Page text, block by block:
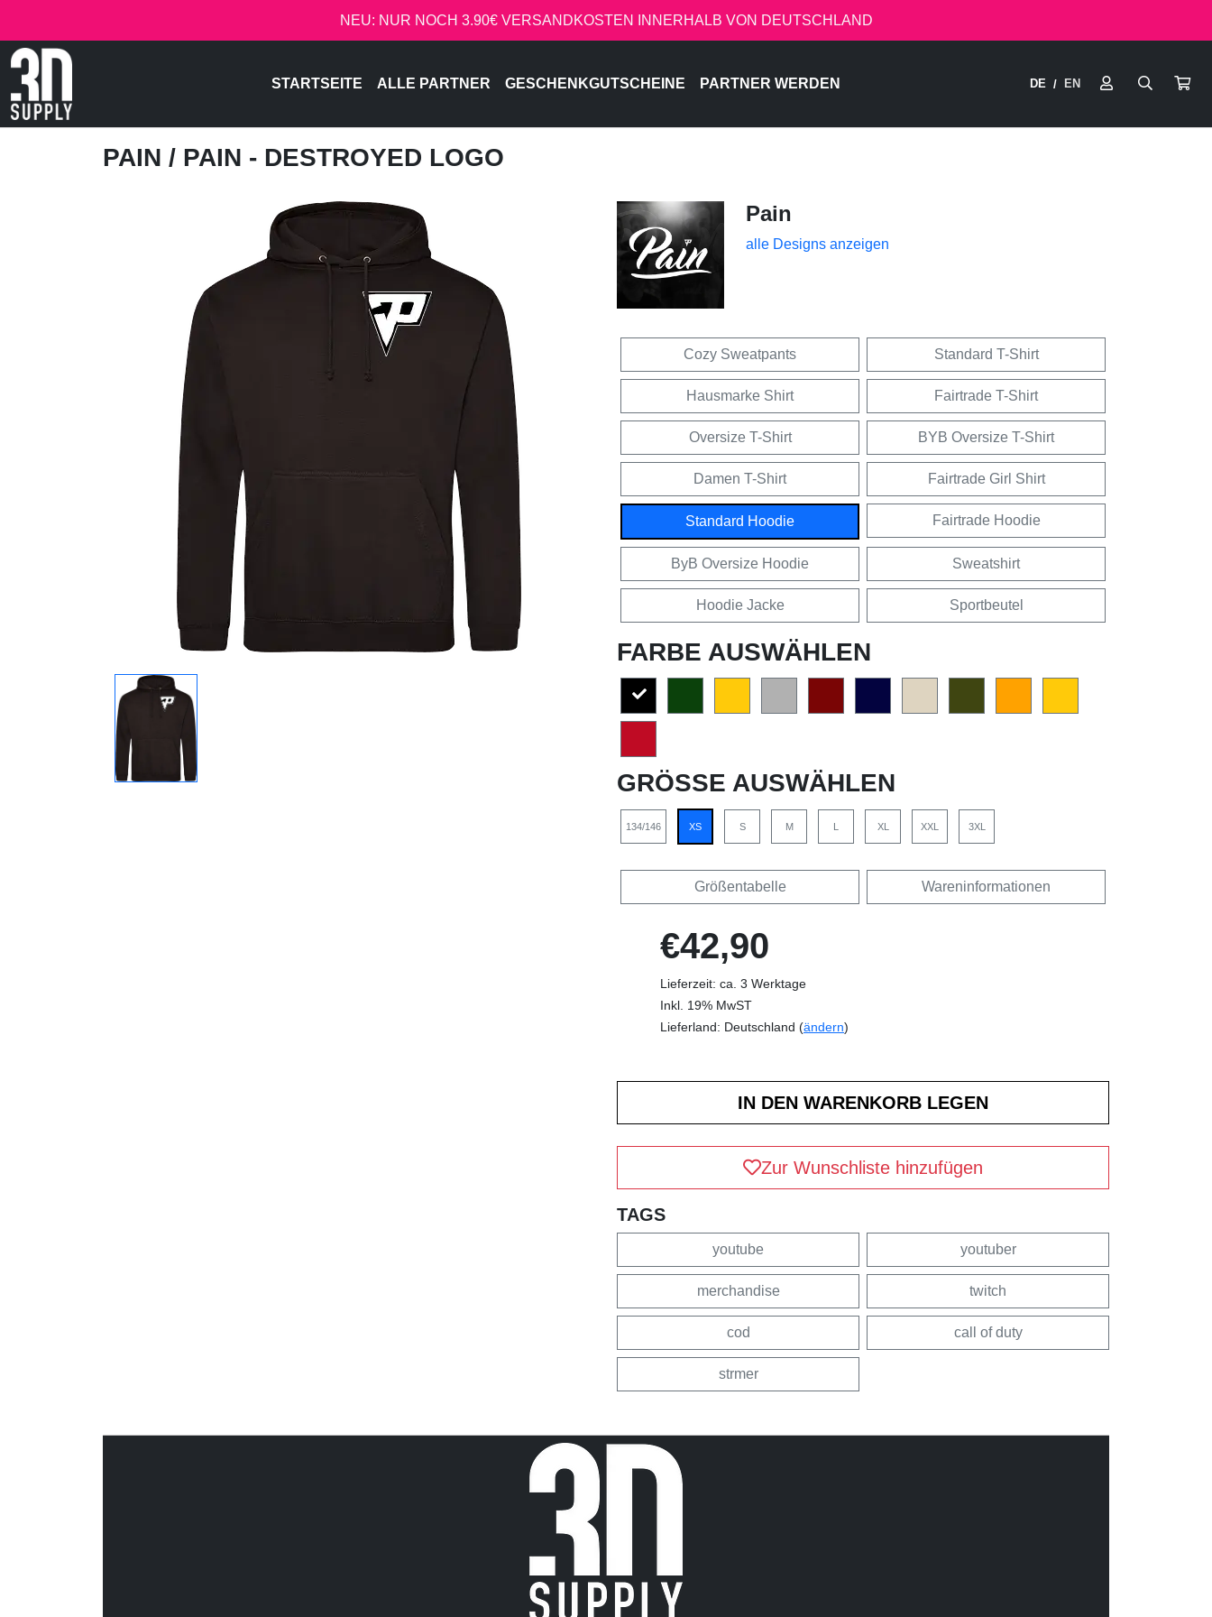
NEU: NUR NOCH 3.90€ VERSANDKOSTEN INNERHALB VON DEUTSCHLAND
STARTSEITE ALLE PARTNER GESCHENKGUTSCHEINE PARTNER WERDEN DE / EN
PAIN / PAIN - DESTROYED LOGO
Pain
alle Designs anzeigen
Cozy Sweatpants Standard T-Shirt
Hausmarke Shirt Fairtrade T-Shirt
Oversize T-Shirt BYB Oversize T-Shirt
Damen T-Shirt Fairtrade Girl Shirt
Standard Hoodie Fairtrade Hoodie
ByB Oversize Hoodie Sweatshirt
Hoodie Jacke Sportbeutel
FARBE AUSWÄHLEN
GRÖSSE AUSWÄHLEN
134/146 XS S M L XL XXL 3XL
Größentabelle Wareninformationen
€42,90
Lieferzeit: ca. 3 Werktage
Inkl. 19% MwST
Lieferland: Deutschland (ändern)
Zur Wunschliste hinzufügen
TAGS
youtube youtuber
merchandise twitch
cod call of duty
strmer